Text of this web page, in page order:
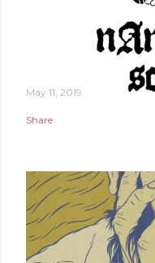
May 11, 2019
Share